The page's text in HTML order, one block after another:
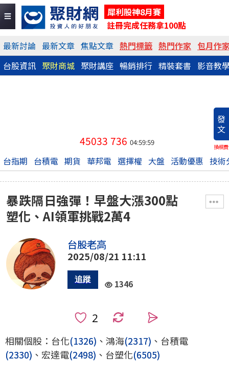
犀利股神8月賽
註冊完成任務拿100點
最新討論 最新文章 焦點文章 熱門標籤 熱門作家 包月作
台股資訊 聚財商城 聚財講座 暢銷排行 精裝套書 影音教
發
文
換稿費
45033 736 04:59:59
台指期 台積電 期貨 華邦電 選擇權 大盤 活動優惠 技術
暴跌隔日強彈！早盤大漲300點
塑化、AI領軍挑戰2萬4
台股老高
2025/08/21 11:11
1346
相關個股：台化(1326) 、鴻海(2317) 、台積電
(2330) 、宏達電(2498) 、台塑化(6505)